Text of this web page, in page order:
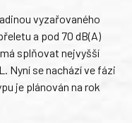
vyzařovaného
a pod 70 dB(A)
splňovat nejvyšší
Nyní se nachází ve fázi
je plánován na rok